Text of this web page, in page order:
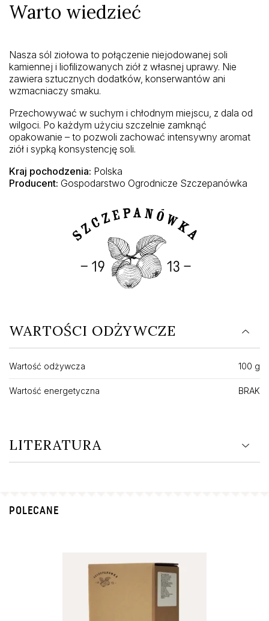
Warto wiedzieć
Nasza sól ziołowa to połączenie niejodowanej soli
kamiennej i liofilizowanych ziół z własnej uprawy. Nie
zawiera sztucznych dodatków, konserwantów ani
wzmacniaczy smaku.
Przechowywać w suchym i chłodnym miejscu, z dala od
wilgoci. Po każdym użyciu szczelnie zamknąć
opakowanie – to pozwoli zachować intensywny aromat
ziół i sypką konsystencję soli.
Kraj pochodzenia: Polska
Producent: Gospodarstwo Ogrodnicze Szczepanówka
WARTOŚCI ODŻYWCZE
Wartość odżywcza 100 g
Wartość energetyczna BRAK
LITERATURA
POLECANE